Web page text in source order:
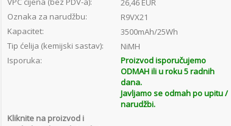
26,46 EUR
Oznaka za narudžbu:
R9VX21
Kapacitet:
3500mAh/25Wh
Tip ćelija (kemijski sastav):
NiMH
Isporuka:
Proizvod isporučujemo
ODMAH ili u roku 5 radnih
dana.
Javljamo se odmah po upitu /
narudžbi.
Kliknite na proizvod i